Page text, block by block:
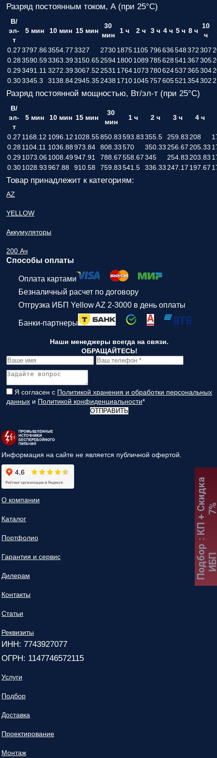
Разряд постоянным током, А (при 25°С)
В/
эл-
т
5 мин 10 мин 15 мин
30
мин
1 ч 2 ч 3 ч 4 ч 5 ч 8 ч
10
ч
0.273797.863554.773327 273018751105796636548372307
0.283590.593363.393150.65259418001089785628541 367305
0.293491.11 3272.393067.52 2531 17641073780624537365304
0.303345.3 3138.842945.352438 17101045757605521 354302
Разряд постоянной мощностью, Вт/эл-т (при 25°С)
В/
эл-
т
5 мин 10 мин 15 мин
30
мин
1 ч 2 ч 3 ч 4 ч
0.27 1168.12 1096.12 1028.55850.83593.83355.5 259.83 208
0.28 1104.11 1036.88973.84 808.33570 350.33 256.67 205.33
0.291073.061008.49947.91 788.67558.67345 254.83 203.83
0.301028.93967.88 910.58 759.83541.5 336.33 247.17 197.67
Товар принадлежит к категориям:
AZ
YELLOW
Аккумуляторы
200 Ач
Способы оплаты
Оплата картами
Безналичный расчет по договору
Отгрузка ИБП Yellow AZ 2-3000 в день оплаты
Банки-партнеры
Наши менеджеры всегда на связи.
ОБРАЩАЙТЕСЬ!
Я согласен с Политикой хранения и обработки персональных
данных и Политикой конфиденциальности*
ОТПРАВИТЬ
Информация на сайте не является публичной офертой.
О компании
Каталог
Портфолио
Гарантия и сервис
Дилерам
Контакты
Статьи
Реквизиты
ИНН: 7743927077
ОГРН: 1147746572115
Услуги
Подбор
Доставка
Проектирование
Монтаж
Подбор
:
К
П
+
С
к
и
д
к
а
7